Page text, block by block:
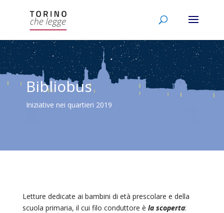
Bibliobus
Iniziative nei quartieri 2019
Letture dedicate ai bambini di età prescolare e della
scuola primaria, il cui filo conduttore è la scoperta: